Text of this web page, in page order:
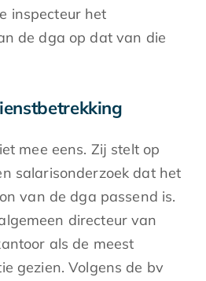
inspecteur het
de dga op dat van die
mee eens. Zij stelt op
salarisonderzoek dat het
van de dga passend is.
directeur van
als de meest
gezien. Volgens de bv